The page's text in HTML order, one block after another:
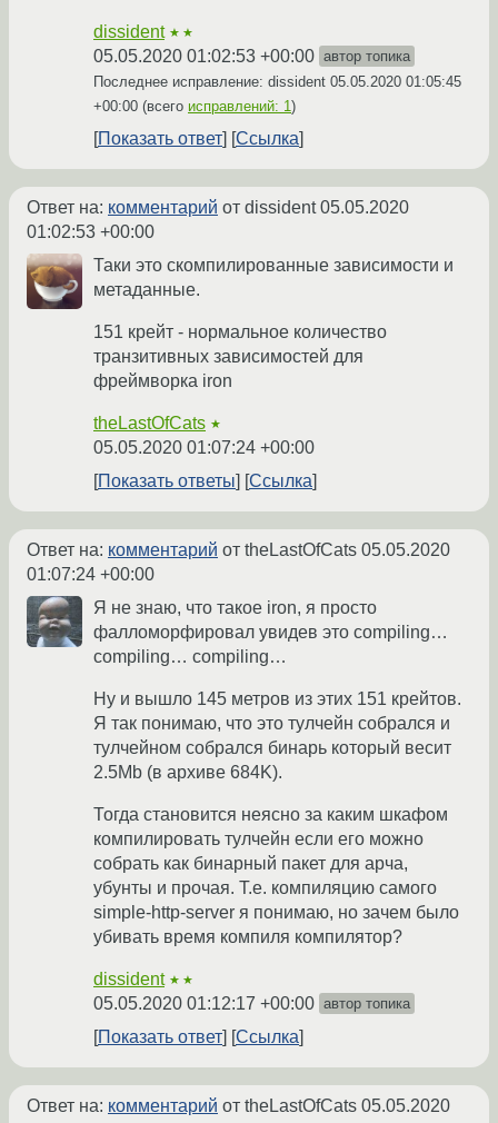
dissident ★★
05.05.2020 01:02:53 +00:00 автор топика
Последнее исправление: dissident 05.05.2020 01:05:45
+00:00 (всего исправлений: 1)
Показать ответ Ссылка
Ответ на: комментарий от dissident05.05.2020
01:02:53 +00:00
Таки это скомпилированные зависимости и
метаданные.
151 крейт - нормальное количество
транзитивных зависимостей для
фреймворка iron
theLastOfCats ★
05.05.2020 01:07:24 +00:00
Показать ответы
Ссылка
Ответ на: комментарий от theLastOfCats 05.05.2020
01:07:24 +00:00
Я не знаю, что такое iron, я просто
фалломорфировал увидев это compiling…
compiling… compiling…
Ну и вышло 145 метров из этих 151 крейтов.
Я так понимаю, что это тулчейн собрался и
тулчейном собрался бинарь который весит
2.5Mb (в архиве 684K).
Тогда становится неясно за каким шкафом
компилировать тулчейн если его можно
собрать как бинарный пакет для арча,
убунты и прочая. Т.е. компиляцию самого
simple-http-server я понимаю, но зачем было
убивать время компиля компилятор?
dissident ★★
05.05.2020 01:12:17 +00:00 автор топика
Показать ответ Ссылка
Ответ на: комментарий от theLastOfCats 05.05.2020